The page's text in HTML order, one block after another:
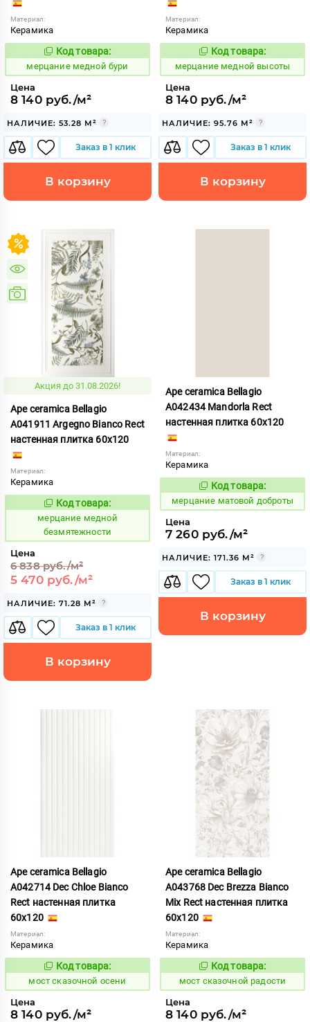
Материал:
Керамика
975505
Код товара:
мерцание медной бури
Цена
8 140 руб./м²
НАЛИЧИЕ: 53.28 М²
Заказ в 1 клик
В корзину
Материал:
Керамика
975507
Код товара:
мерцание медной высоты
Цена
8 140 руб./м²
НАЛИЧИЕ: 95.76 М²
Заказ в 1 клик
В корзину
Акция до 31.08.2026!
Ape ceramica Bellagio
A041911 Argegno Bianco Rect
настенная плитка 60x120
Материал:
Керамика
975504
Код товара:
мерцание медной
безмятежности
Цена
6 838 руб./м²
5 470 руб./м²
НАЛИЧИЕ: 71.28 М²
Заказ в 1 клик
В корзину
Ape ceramica Bellagio
A042434 Mandorla Rect
настенная плитка 60x120
Материал:
Керамика
975497
Код товара:
мерцание матовой доброты
Цена
7 260 руб./м²
НАЛИЧИЕ: 171.36 М²
Заказ в 1 клик
В корзину
Ape ceramica Bellagio
A042714 Dec Chloe Bianco
Rect настенная плитка
60x120
Материал:
Керамика
1026690
Код товара:
мост сказочной осени
Цена
8 140 руб./м²
Ape ceramica Bellagio
A043768 Dec Brezza Bianco
Mix Rect настенная плитка
60x120
Материал:
Керамика
1026702
Код товара:
мост сказочной радости
Цена
8 140 руб./м²